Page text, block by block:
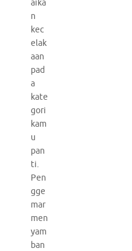
aika
n
kec
elak
aan
pad
a
kate
gori
kam
u
pan
ti.
Pen
gge
mar
men
yam
ban